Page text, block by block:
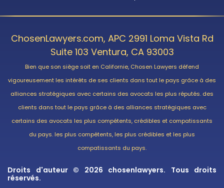
ChosenLawyers.com, APC 2991 Loma Vista Rd
Suite 103 Ventura, CA 93003
Bien que son siège soit en Californie, Chosen Lawyers défend
vigoureusement les intérêts de ses clients dans tout le pays grâce à des
alliances stratégiques avec certains des avocats les plus réputés. des
clients dans tout le pays grâce à des alliances stratégiques avec
certains des avocats les plus compétents, crédibles et compatissants
du pays. les plus compétents, les plus crédibles et les plus
compatissants du pays.
Droits d'auteur © 2026 chosenlawyers. Tous droits
réservés.